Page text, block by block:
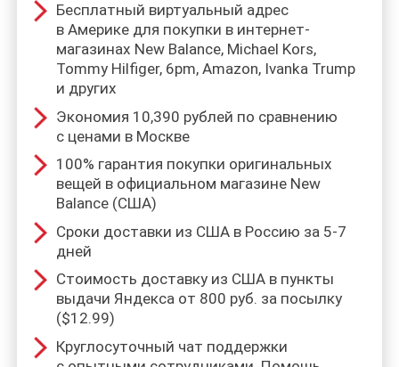
Бесплатный виртуальный адрес
в Америке для покупки в интернет-
магазинах New Balance, Michael Kors,
Tommy Hilfiger, 6pm, Amazon, Ivanka Trump
и других
Экономия 10,390 рублей по сравнению
с ценами в Москве
100% гарантия покупки оригинальных
вещей в официальном магазине New
Balance (США)
Сроки доставки из США в Россию за 5-7
дней
Стоимость доставку из США в пункты
выдачи Яндекса от 800 руб. за посылку
($12.99)
Круглосуточный чат поддержки